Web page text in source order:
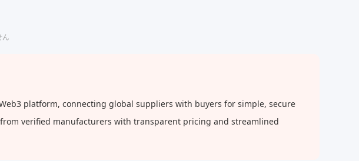
ん
platform, connecting global suppliers with buyers for simple, secure
verified manufacturers with transparent pricing and streamlined